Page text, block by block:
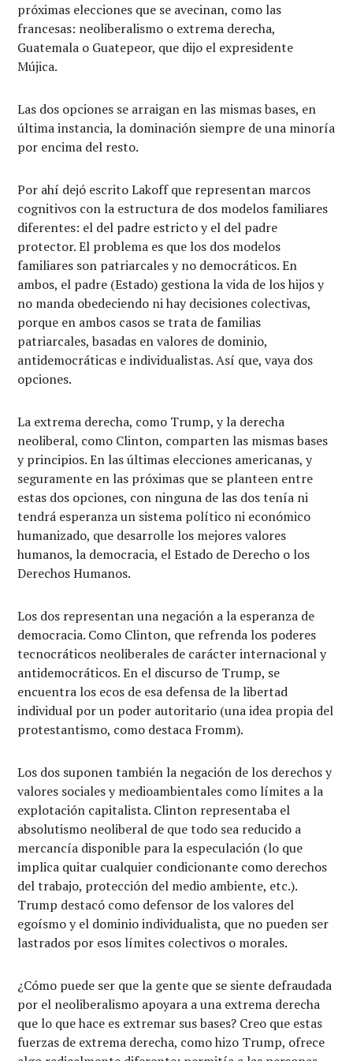
próximas elecciones que se avecinan, como las
francesas: neoliberalismo o extrema derecha,
Guatemala o Guatepeor, que dijo el expresidente
Mújica.
Las dos opciones se arraigan en las mismas bases, en
última instancia, la dominación siempre de una minoría
por encima del resto.
Por ahí dejó escrito Lakoff que representan marcos
cognitivos con la estructura de dos modelos familiares
diferentes: el del padre estricto y el del padre
protector. El problema es que los dos modelos
familiares son patriarcales y no democráticos. En
ambos, el padre (Estado) gestiona la vida de los hijos y
no manda obedeciendo ni hay decisiones colectivas,
porque en ambos casos se trata de familias
patriarcales, basadas en valores de dominio,
antidemocráticas e individualistas. Así que, vaya dos
opciones.
La extrema derecha, como Trump, y la derecha
neoliberal, como Clinton, comparten las mismas bases
y principios. En las últimas elecciones americanas, y
seguramente en las próximas que se planteen entre
estas dos opciones, con ninguna de las dos tenía ni
tendrá esperanza un sistema político ni económico
humanizado, que desarrolle los mejores valores
humanos, la democracia, el Estado de Derecho o los
Derechos Humanos.
Los dos representan una negación a la esperanza de
democracia. Como Clinton, que refrenda los poderes
tecnocráticos neoliberales de carácter internacional y
antidemocráticos. En el discurso de Trump, se
encuentra los ecos de esa defensa de la libertad
individual por un poder autoritario (una idea propia del
protestantismo, como destaca Fromm).
Los dos suponen también la negación de los derechos y
valores sociales y medioambientales como límites a la
explotación capitalista. Clinton representaba el
absolutismo neoliberal de que todo sea reducido a
mercancía disponible para la especulación (lo que
implica quitar cualquier condicionante como derechos
del trabajo, protección del medio ambiente, etc.).
Trump destacó como defensor de los valores del
egoísmo y el dominio individualista, que no pueden ser
lastrados por esos límites colectivos o morales.
¿Cómo puede ser que la gente que se siente defraudada
por el neoliberalismo apoyara a una extrema derecha
que lo que hace es extremar sus bases? Creo que estas
fuerzas de extrema derecha, como hizo Trump, ofrece